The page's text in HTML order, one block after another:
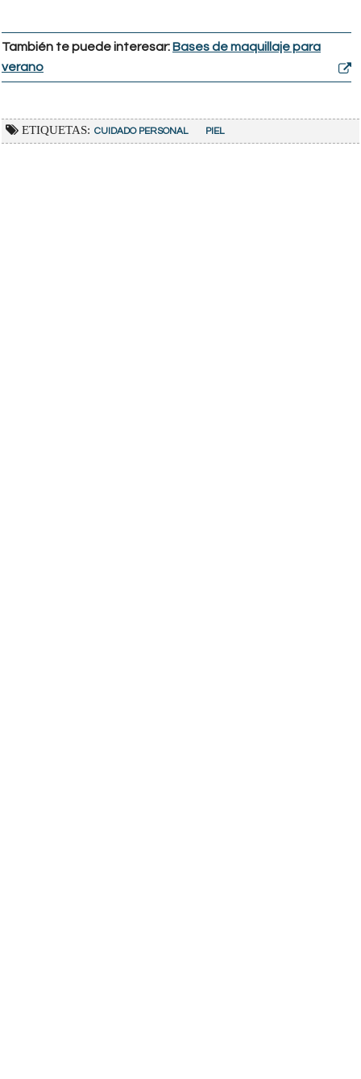
También te puede interesar: Bases de maquillaje para
verano
ETIQUETAS: CUIDADO PERSONAL PIEL